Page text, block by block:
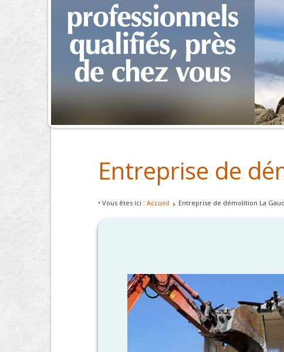
Entreprise de
• Vous êtes ici : Accueil Entreprise de démolition La